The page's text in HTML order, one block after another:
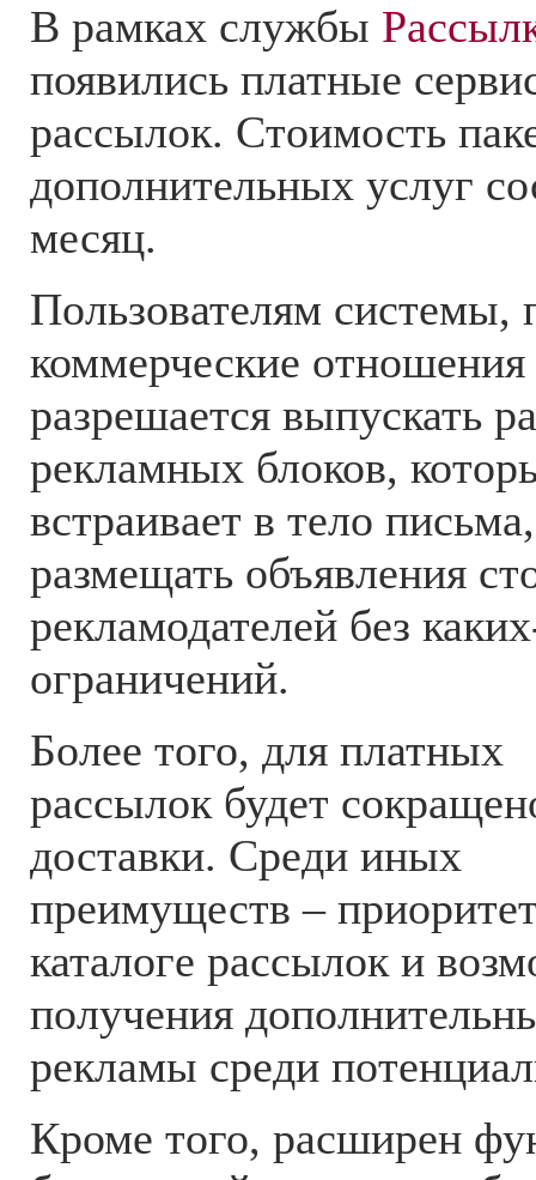
В рамках службы
появились платные
рассылок. Стоимость
дополнительных услуг
месяц.
Пользователям
коммерческие отношения
разрешается выпускать
рекламных блоков,
встраивает в тело
размещать объявления
рекламодателей без
ограничений.
Более того, для платных
рассылок будет
доставки. Среди иных
преимуществ –
каталоге рассылок и
получения
рекламы среди
Кроме того, расширен